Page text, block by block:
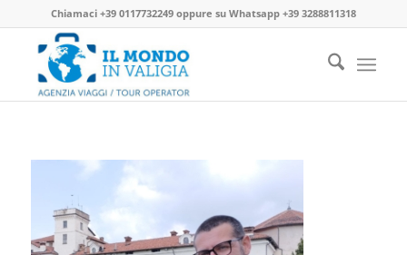
Chiamaci +39 0117732249oppure su Whatsapp +39 3288811318